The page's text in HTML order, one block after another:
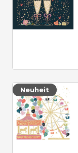
Neuheit